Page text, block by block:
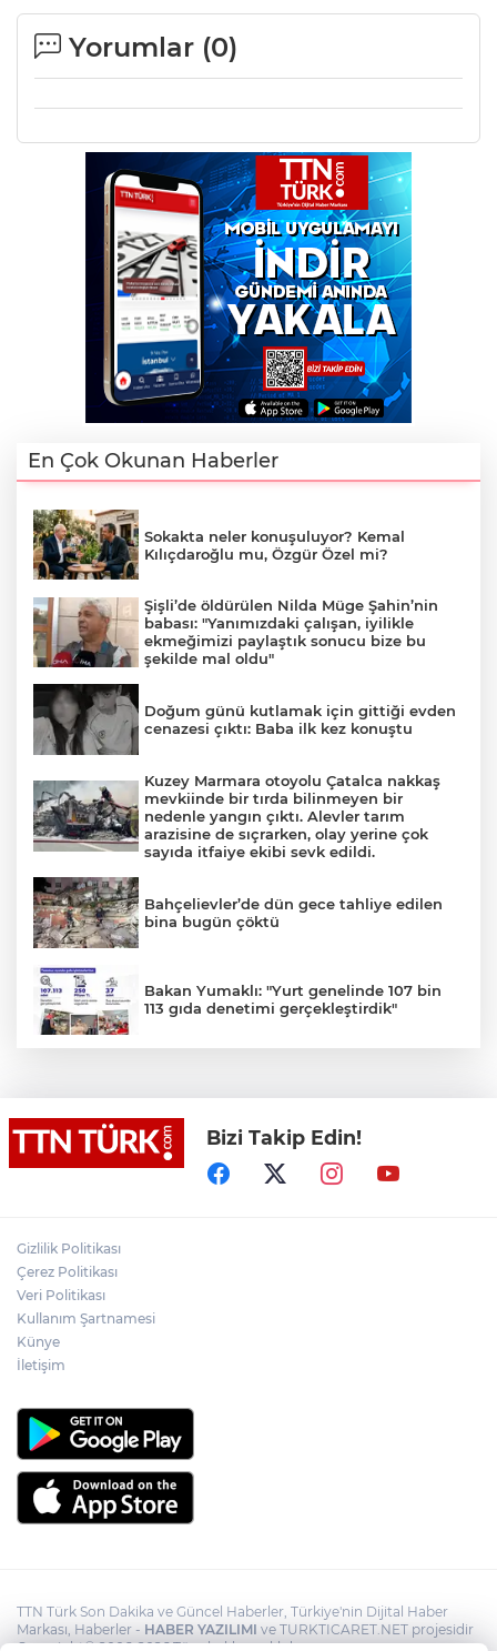
Yorumlar (0)
En Çok Okunan Haberler
Sokakta neler konuşuluyor? Kemal
Kılıçdaroğlu mu, Özgür Özel mi?
Şişli’de öldürülen Nilda Müge Şahin’nin
babası: "Yanımızdaki çalışan, iyilikle
ekmeğimizi paylaştık sonucu bize bu
şekilde mal oldu"
Doğum günü kutlamak için gittiği evden
cenazesi çıktı: Baba ilk kez konuştu
Kuzey Marmara otoyolu Çatalca nakkaş
mevkiinde bir tırda bilinmeyen bir
nedenle yangın çıktı. Alevler tarım
arazisine de sıçrarken, olay yerine çok
sayıda itfaiye ekibi sevk edildi.
Bahçelievler’de dün gece tahliye edilen
bina bugün çöktü
Bakan Yumaklı: "Yurt genelinde 107 bin
113 gıda denetimi gerçekleştirdik"
ziyaret
Muharrem İnce’den Nâzım Hikmet
göndermeli paylaşım: Vatan hainliğine
Osman Gazi platformu Eylül'de göreve
Bizi Takip Edin!
Gizlilik Politikası
Çerez Politikası
Veri Politikası
Kullanım Şartnamesi
Künye
İletişim
TTN Türk Son Dakika ve Güncel Haberler, Türkiye'nin Dijital Haber
Markası, Haberler - HABER YAZILIMI ve TURKTICARET.NET projesidir
Copyright© 2006-2026 Tüm hakları saklıdır.